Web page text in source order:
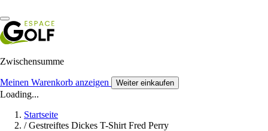
Zwischensumme
Meinen Warenkorb anzeigen Weiter einkaufen
Loading...
Startseite
/ Gestreiftes Dickes T-Shirt Fred Perry